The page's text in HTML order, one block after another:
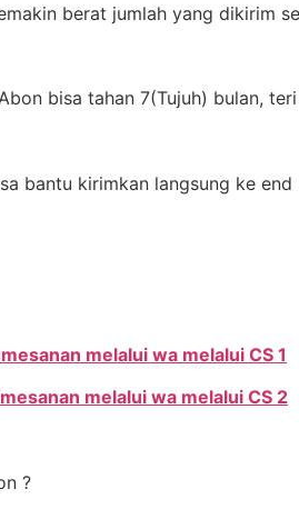
berat jumlah yang dikirim
bisa tahan 7(Tujuh) bulan,
bantu kirimkan langsung ke end
melalui wa melalui CS 1
melalui wa melalui CS 2
?